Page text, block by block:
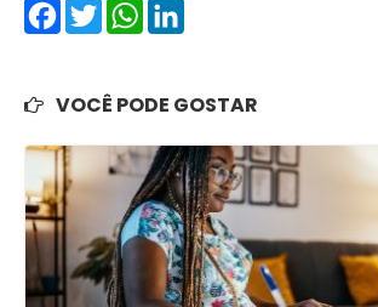
FacebookTwitterWhatsApp
VOCÊ PODE GOSTAR